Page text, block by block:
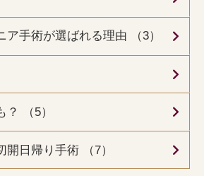
ア手術が選ばれる理由 （3）
（5）
日帰り手術 （7）